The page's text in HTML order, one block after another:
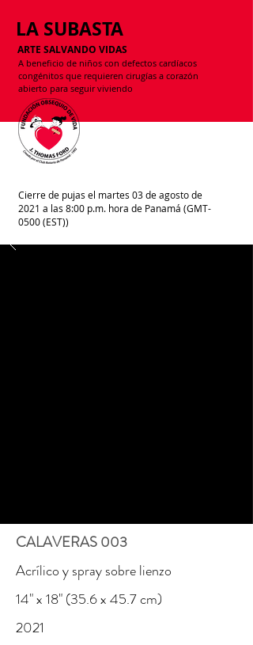
LA SUBASTA
ARTE SALVANDO VIDAS
A beneficio de niños con defectos cardíacos
congénitos que requieren cirugías a corazón
abierto para seguir viviendo
Cierre de pujas el martes 03 de agosto de
2021 a las 8:00 p.m. hora de Panamá (GMT-
0500 (EST))
CALAVERAS 003
Acrílico y spray sobre lienzo
14" x 18" (35.6 x 45.7 cm)
2021